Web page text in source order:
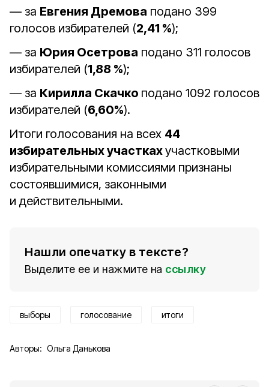
— за Евгения Дремова подано 399
голосов избирателей (2,41 %);
— за Юрия Осетрова подано 311 голосов
избирателей (1,88 %);
— за Кирилла Скачко подано 1092 голосов
избирателей (6,60%).
Итоги голосования на всех 44
избирательных участкахучастковыми
избирательными комиссиями признаны
состоявшимися, законными
и действительными.
Нашли опечатку в тексте?
Выделите ее и нажмите на ссылку
выборы голосование итоги
Авторы: Ольга Данькова